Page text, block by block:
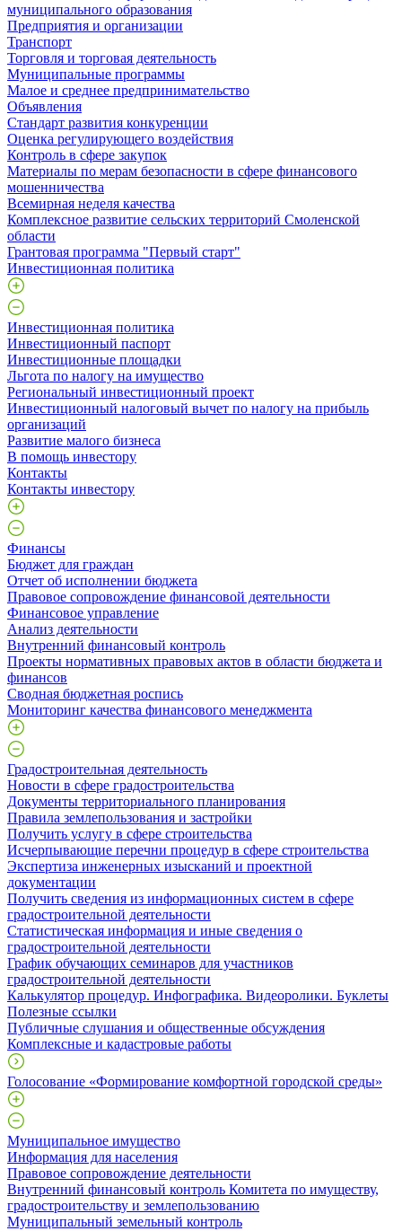
муниципального образования
Предприятия и организации
Транспорт
Торговля и торговая деятельность
Муниципальные программы
Малое и среднее предпринимательство
Объявления
Стандарт развития конкуренции
Оценка регулирующего воздействия
Контроль в сфере закупок
Материалы по мерам безопасности в сфере финансового
мошенничества
Всемирная неделя качества
Комплексное развитие сельских территорий Смоленской
области
Грантовая программа "Первый старт"
Инвестиционная политика
Инвестиционная политика
Инвестиционный паспорт
Инвестиционные площадки
Льгота по налогу на имущество
Региональный инвестиционный проект
Инвестиционный налоговый вычет по налогу на прибыль
организаций
Развитие малого бизнеса
В помощь инвестору
Контакты
Контакты инвестору
Финансы
Бюджет для граждан
Отчет об исполнении бюджета
Правовое сопровождение финансовой деятельности
Финансовое управление
Анализ деятельности
Внутренний финансовый контроль
Проекты нормативных правовых актов в области бюджета и
финансов
Сводная бюджетная роспись
Мониторинг качества финансового менеджмента
Градостроительная деятельность
Новости в сфере градостроительства
Документы территориального планирования
Правила землепользования и застройки
Получить услугу в сфере строительства
Исчерпывающие перечни процедур в сфере строительства
Экспертиза инженерных изысканий и проектной
документации
Получить сведения из информационных систем в сфере
градостроительной деятельности
Статистическая информация и иные сведения о
градостроительной деятельности
График обучающих семинаров для участников
градостроительной деятельности
Калькулятор процедур. Инфографика. Видеоролики. Буклеты
Полезные ссылки
Публичные слушания и общественные обсуждения
Комплексные и кадастровые работы
Голосование «Формирование комфортной городской среды»
Муниципальное имущество
Информация для населения
Правовое сопровождение деятельности
Внутренний финансовый контроль Комитета по имуществу,
градостроительству и землепользованию
Муниципальный земельный контроль